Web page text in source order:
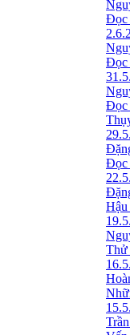
Đọc
Ðọc
Ðọc
Đọc
Hậu
Thử